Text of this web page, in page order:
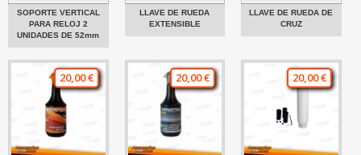
SOPORTE VERTICAL
PARA RELOJ 2
UNIDADES DE 52mm
LLAVE DE RUEDA
EXTENSIBLE
LLAVE DE RUEDA DE
CRUZ
20,00 € 20,00 € 20,00 €